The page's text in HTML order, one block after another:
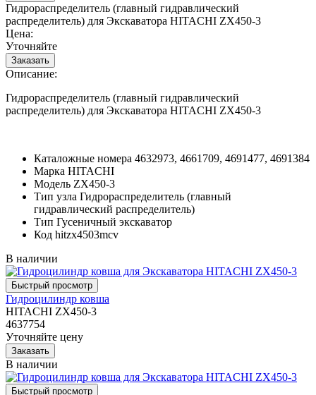
Гидрораспределитель (главный гидравлический
распределитель) для Экскаватора HITACHI ZX450-3
Цена:
Уточняйте
Описание:
Гидрораспределитель (главный гидравлический
распределитель) для Экскаватора HITACHI ZX450-3
Каталожные номера 4632973, 4661709, 4691477, 4691384
Марка HITACHI
Модель ZX450-3
Тип узла Гидрораспределитель (главный
гидравлический распределитель)
Тип Гусеничный экскаватор
Код hitzx4503mcv
В наличии
Гидроцилиндр ковша
HITACHI ZX450-3
4637754
Уточняйте цену
В наличии